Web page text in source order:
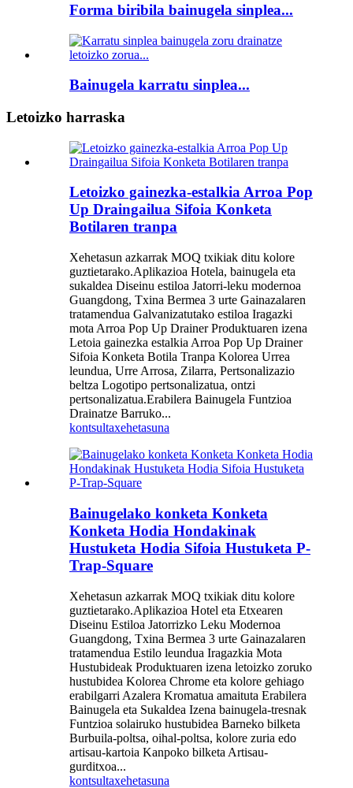
Forma biribila bainugela sinplea...
Bainugela karratu sinplea...
Letoizko harraska
Letoizko gainezka-estalkia Arroa Pop
Up Draingailua Sifoia Konketa
Botilaren tranpa
Xehetasun azkarrak MOQ txikiak ditu kolore
guztietarako.Aplikazioa Hotela, bainugela eta
sukaldea Diseinu estiloa Jatorri-leku modernoa
Guangdong, Txina Bermea 3 urte Gainazalaren
tratamendua Galvanizatutako estiloa Iragazki
mota Arroa Pop Up Drainer Produktuaren izena
Letoia gainezka estalkia Arroa Pop Up Drainer
Sifoia Konketa Botila Tranpa Kolorea Urrea
leundua, Urre Arrosa, Zilarra, Pertsonalizazio
beltza Logotipo pertsonalizatua, ontzi
pertsonalizatua.Erabilera Bainugela Funtzioa
Drainatze Barruko...
kontsultaxehetasuna
Bainugelako konketa Konketa
Konketa Hodia Hondakinak
Hustuketa Hodia Sifoia Hustuketa P-
Trap-Square
Xehetasun azkarrak MOQ txikiak ditu kolore
guztietarako.Aplikazioa Hotel eta Etxearen
Diseinu Estiloa Jatorrizko Leku Modernoa
Guangdong, Txina Bermea 3 urte Gainazalaren
tratamendua Estilo leundua Iragazkia Mota
Hustubideak Produktuaren izena letoizko zoruko
hustubidea Kolorea Chrome eta kolore gehiago
erabilgarri Azalera Kromatua amaituta Erabilera
Bainugela eta Sukaldea Izena bainugela-tresnak
Funtzioa solairuko hustubidea Barneko bilketa
Burbuila-poltsa, oihal-poltsa, kolore zuria edo
artisau-kartoia Kanpoko bilketa Artisau-
gurditxoa...
kontsultaxehetasuna